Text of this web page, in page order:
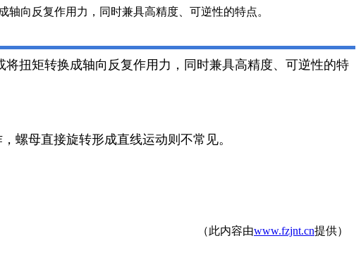
向反复作用力，同时兼具高精度、可逆性的特点。
扭矩转换成轴向反复作用力，同时兼具高精度、可逆性的特
螺母直接旋转形成直线运动则不常见。
（此内容由www.fzjnt.cn提供）